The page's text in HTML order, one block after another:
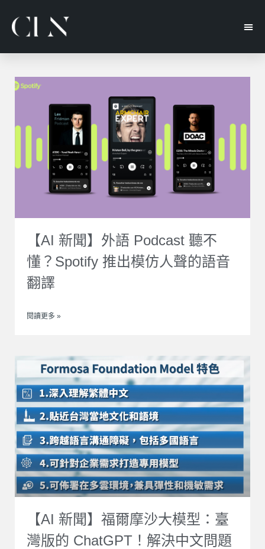
【AI 新聞】外語 Podcast 聽不
懂？Spotify 推出模仿人聲的語音
翻譯
閱讀更多 »
【AI 新聞】福爾摩沙大模型：臺
灣版的 ChatGPT！解決中文問題